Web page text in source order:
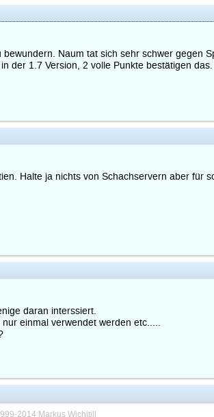
Naum tat sich sehr schwer gegen
der 1.7 Version, 2 volle Punkte bestätigen das.
Halte ja nichts von Schachservern aber für
daran interssiert.
einmal verwendet werden etc.....
2014 Markus Wichitill